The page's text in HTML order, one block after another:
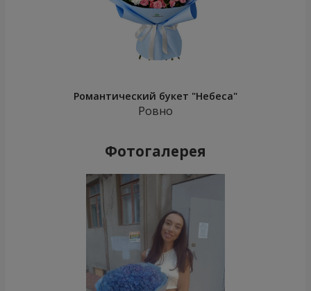
Романтический букет "Небеса"
Ровно
Фотогалерея